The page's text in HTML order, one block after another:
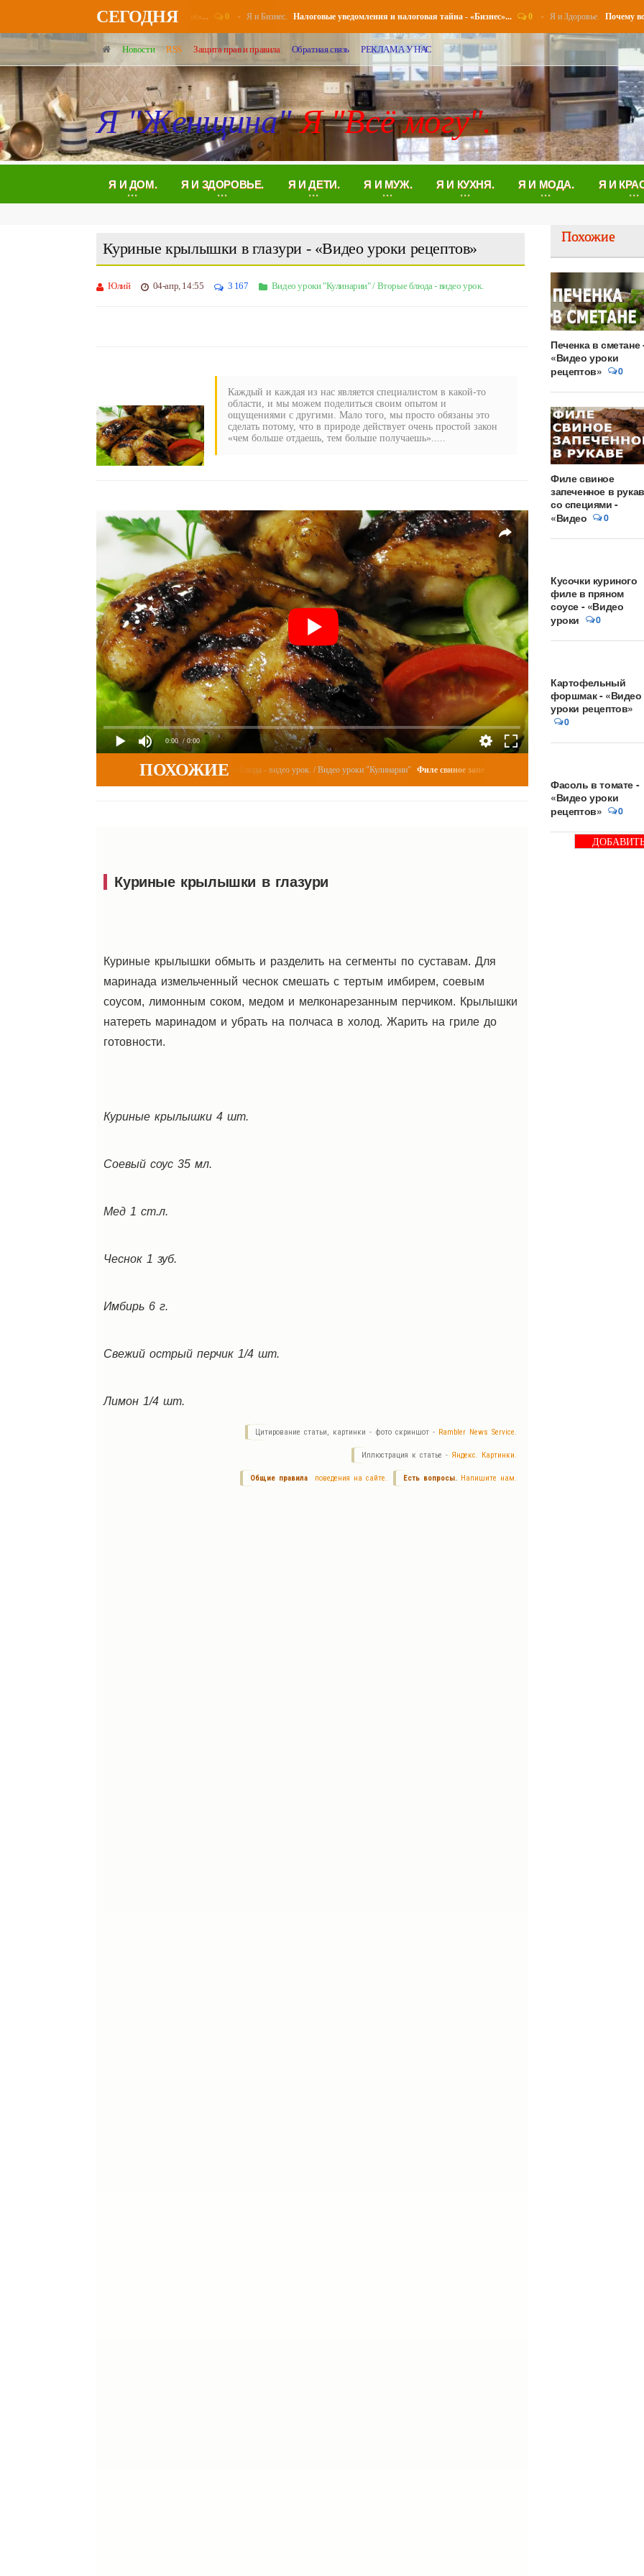
СЕГОДНЯ
повысят выплаты в августе - «Бизнес»... 0 Я и Бизнес. Налоговые уведомления и налоговая тайна - «Бизнес»... 0 Я и Здоровье. Почему
Новости RSS Защита прав и правила Обратная связь РЕКЛАМА У НАС
Я "Женщина" Я "Всё могу".
Я И ДОМ. Я И ЗДОРОВЬЕ. Я И ДЕТИ. Я И МУЖ. Я И КУХНЯ. Я И МОДА. Я И
Куриные крылышки в глазури - «Видео уроки рецептов»
Юлий 04-апр, 14:55 3 167 Видео уроки "Кулинарии"/ Вторые блюда - видео урок.
Каждый и каждая из нас является специалистом в какой-то
области, и мы можем поделиться своим опытом и
ощущениями с другими. Мало того, мы просто обязаны это
сделать потому, что в природе действует очень простой закон
«чем больше отдаешь, тем больше получаешь».....
0:00 / 0:00
ПОХОЖИЕ
0 Вторые блюда - видео урок. / Видео уроки "Кулинарии" Филе свиное запеченное в рукаве со специями - «Видео уроки...
Куриные крылышки в глазури
Куриные крылышки обмыть и разделить на сегменты по суставам. Для
маринада измельченный чеснок смешать с тертым имбирем, соевым
соусом, лимонным соком, медом и мелконарезанным перчиком. Крылышки
натереть маринадом и убрать на полчаса в холод. Жарить на гриле до
готовности.
Куриные крылышки 4 шт.
Соевый соус 35 мл.
Мед 1 ст.л.
Чеснок 1 зуб.
Имбирь 6 г.
Свежий острый перчик 1/4 шт.
Лимон 1/4 шт.
Цитирование статьи, картинки - фото скриншот - Rambler News Service.
Иллюстрация к статье - Яндекс. Картинки.
Есть вопросы. Напишите нам.
Общие правила поведения на сайте.
Похожие
Печенка в сметане
«Видео уроки
рецептов»
0
Филе свиное
запеченное в
со специями -
«Видео
0
Кусочки куриного
филе в пряном
соусе - «Видео
уроки
0
Картофельный
форшмак - «Видео
уроки рецептов»
0
Фасоль в томате -
«Видео уроки
рецептов»
0